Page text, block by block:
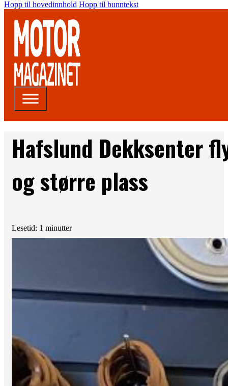
Hopp til hovedinnhold Hopp til bunntekst
Hafslund Dekksenter
og større plass
Lesetid: 1 minutter